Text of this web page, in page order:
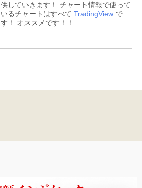
供していきます！ チャート情報で使って
いるチャートはすべて TradingView で
す！ オススメです！！